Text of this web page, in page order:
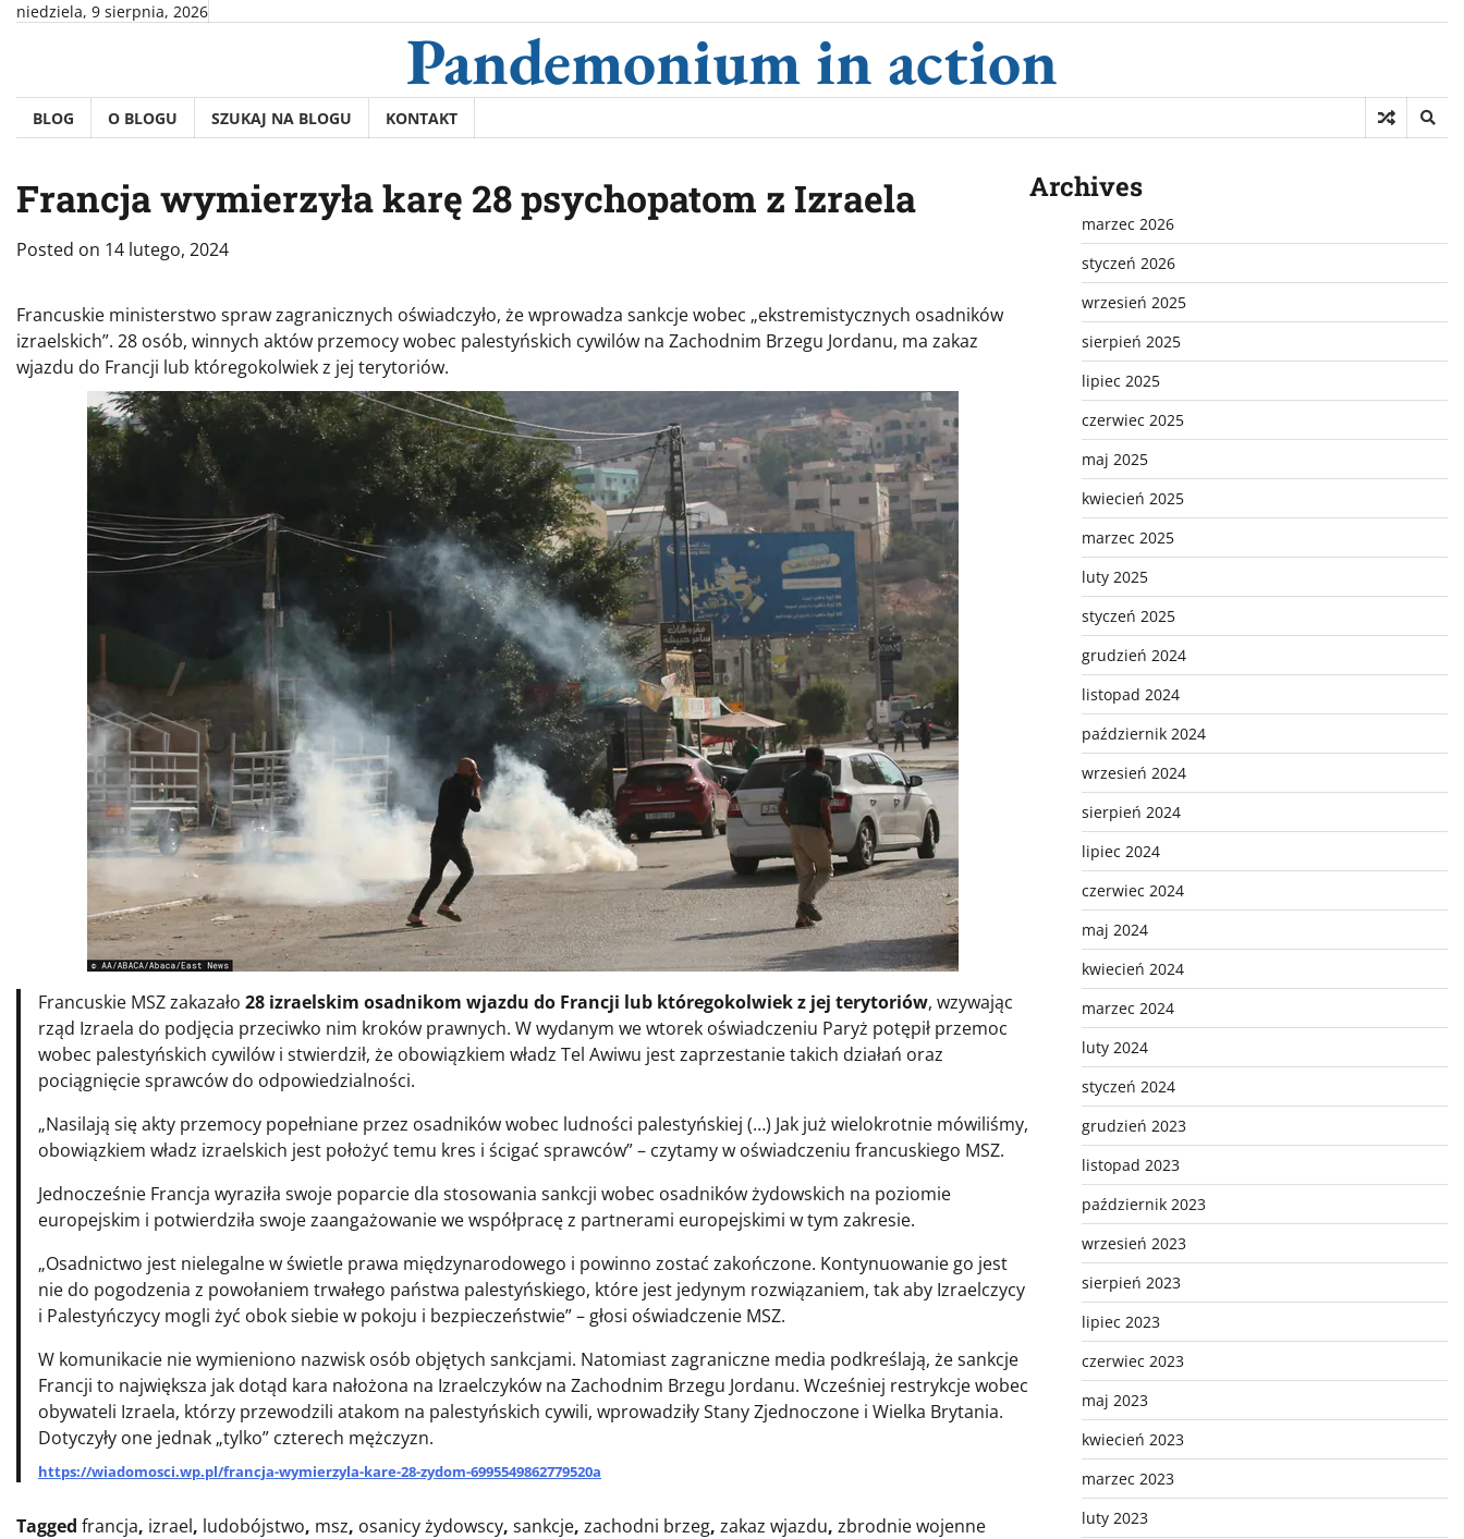
Skipniedziela, 9 sierpnia, 2026
Pandemonium in action
BLOG O BLOGU SZUKAJ NA BLOGU KONTAKT
Francja wymierzyła karę 28 psychopatom z Izraela
Posted on 14 lutego, 2024
Francuskie ministerstwo spraw zagranicznych oświadczyło, że wprowadza sankcje wobec „ekstremistycznych osadników
izraelskich”. 28 osób, winnych aktów przemocy wobec palestyńskich cywilów na Zachodnim Brzegu Jordanu, ma zakaz
wjazdu do Francji lub któregokolwiek z jej terytoriów.
Francuskie MSZ zakazało 28 izraelskim osadnikom wjazdu do Francji lub któregokolwiek z jej terytoriów, wzywając
rząd Izraela do podjęcia przeciwko nim kroków prawnych. W wydanym we wtorek oświadczeniu Paryż potępił przemoc
wobec palestyńskich cywilów i stwierdził, że ​​obowiązkiem władz Tel Awiwu jest zaprzestanie takich działań oraz
pociągnięcie sprawców do odpowiedzialności.
„Nasilają się akty przemocy popełniane przez osadników wobec ludności palestyńskiej (…) Jak już wielokrotnie mówiliśmy,
obowiązkiem władz izraelskich jest położyć temu kres i ścigać sprawców” – czytamy w oświadczeniu francuskiego MSZ.
Jednocześnie Francja wyraziła swoje poparcie dla stosowania sankcji wobec osadników żydowskich na poziomie
europejskim i potwierdziła swoje zaangażowanie we współpracę z partnerami europejskimi w tym zakresie.
„Osadnictwo jest nielegalne w świetle prawa międzynarodowego i powinno zostać zakończone. Kontynuowanie go jest
nie do pogodzenia z powołaniem trwałego państwa palestyńskiego, które jest jedynym rozwiązaniem, tak aby Izraelczycy
i Palestyńczycy mogli żyć obok siebie w pokoju i bezpieczeństwie” – głosi oświadczenie MSZ.
W komunikacie nie wymieniono nazwisk osób objętych sankcjami. Natomiast zagraniczne media podkreślają, że sankcje
Francji to największa jak dotąd kara nałożona na Izraelczyków na Zachodnim Brzegu Jordanu. Wcześniej restrykcje wobec
obywateli Izraela, którzy przewodzili atakom na palestyńskich cywili, wprowadziły Stany Zjednoczone i Wielka Brytania.
Dotyczyły one jednak „tylko” czterech mężczyzn.
https://wiadomosci.wp.pl/francja-wymierzyla-kare-28-zydom-6995549862779520a
Tagged francja, izrael, ludobójstwo, msz, osanicy żydowscy, sankcje, zachodni brzeg, zakaz wjazdu, zbrodnie wojenne
Archives
marzec 2026
styczeń 2026
wrzesień 2025
sierpień 2025
lipiec 2025
czerwiec 2025
maj 2025
kwiecień 2025
marzec 2025
luty 2025
styczeń 2025
grudzień 2024
listopad 2024
październik 2024
wrzesień 2024
sierpień 2024
lipiec 2024
czerwiec 2024
maj 2024
kwiecień 2024
marzec 2024
luty 2024
styczeń 2024
grudzień 2023
listopad 2023
październik 2023
wrzesień 2023
sierpień 2023
lipiec 2023
czerwiec 2023
maj 2023
kwiecień 2023
marzec 2023
luty 2023